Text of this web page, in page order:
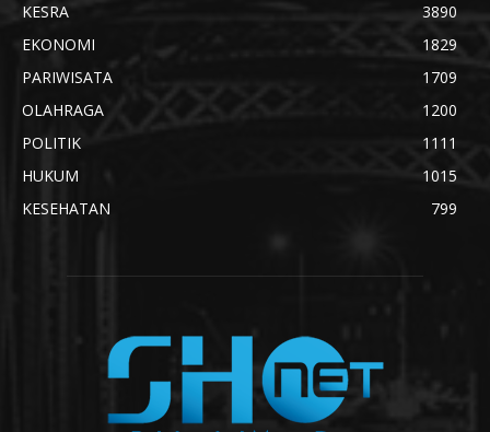
KESRA
3890
EKONOMI
1829
PARIWISATA
1709
OLAHRAGA
1200
POLITIK
1111
HUKUM
1015
KESEHATAN
799